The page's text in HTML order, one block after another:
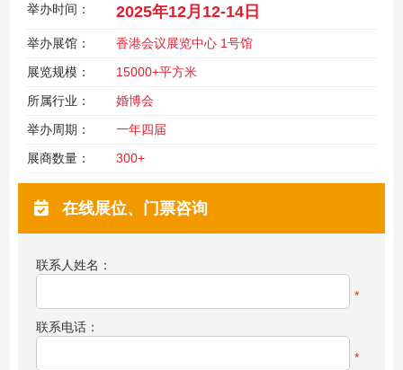
举办时间： 2025年12月12-14日
举办展馆：
香港会议展览中心 1号馆
展览规模：
15000+平方米
所属行业：
婚博会
举办周期：
一年四届
展商数量：
300+
在线展位、门票咨询
联系人姓名：
*
联系电话：
*